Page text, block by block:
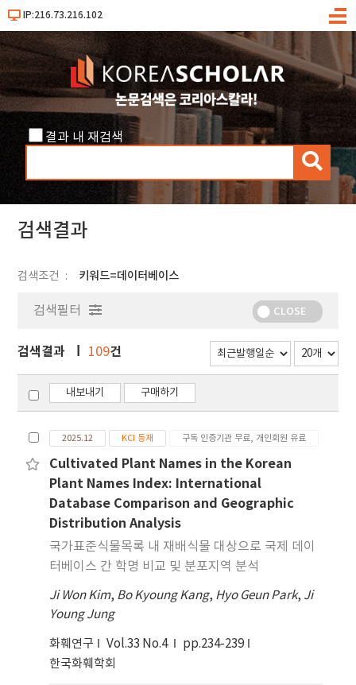
IP:216.73.216.102
메
결과 내 재검색
검
색
검색결과
검색조건 키워드=데이터베이스
검색필터 CLOSE
검색결과 109건
내보내기 구매하기
2025.12 KCI 등재 구독 인증기관 무료, 개인회원 유료
Cultivated Plant Names in the Korean
Plant Names Index: International
Database Comparison and Geographic
Distribution Analysis
국가표준식물목록 내 재배식물 대상으로 국제 데이
터베이스 간 학명 비교 및 분포지역 분석
Ji Won Kim, Bo Kyoung Kang, Hyo Geun Park, Ji
Young Jung
화훼연구 Vol.33 No.4
pp.234-239
한국화훼학회